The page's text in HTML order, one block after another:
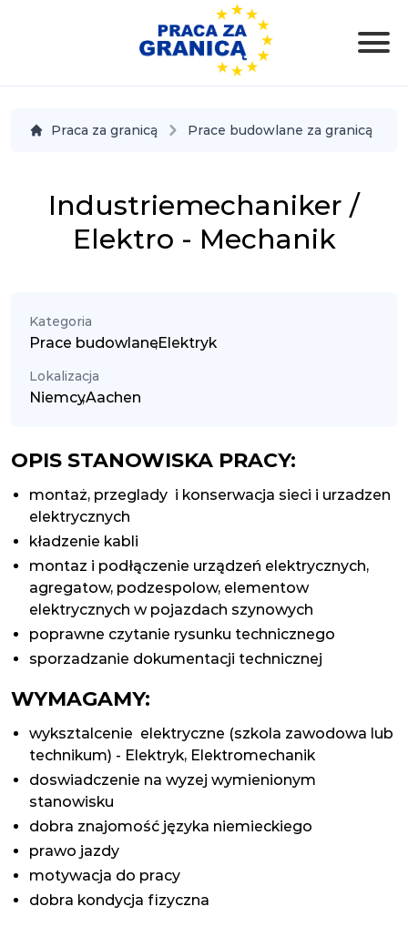
Praca za granicą Prace budowlane za granicą
Industriemechaniker /
Elektro - Mechanik
Kategoria
Prace budowlane,Elektryk
Lokalizacja
Niemcy,Aachen
OPIS STANOWISKA PRACY:
montaż, przeglady i konserwacja sieci i urzadzen
elektrycznych
kładzenie kabli
montaz i podłączenie urządzeń elektrycznych,
agregatow, podzespolow, elementow
elektrycznych w pojazdach szynowych
poprawne czytanie rysunku technicznego
sporzadzanie dokumentacji technicznej
WYMAGAMY:
wyksztalcenie elektryczne (szkola zawodowa lub
technikum) - Elektryk, Elektromechanik
doswiadczenie na wyzej wymienionym
stanowisku
dobra znajomość języka niemieckiego
prawo jazdy
motywacja do pracy
dobra kondycja fizyczna